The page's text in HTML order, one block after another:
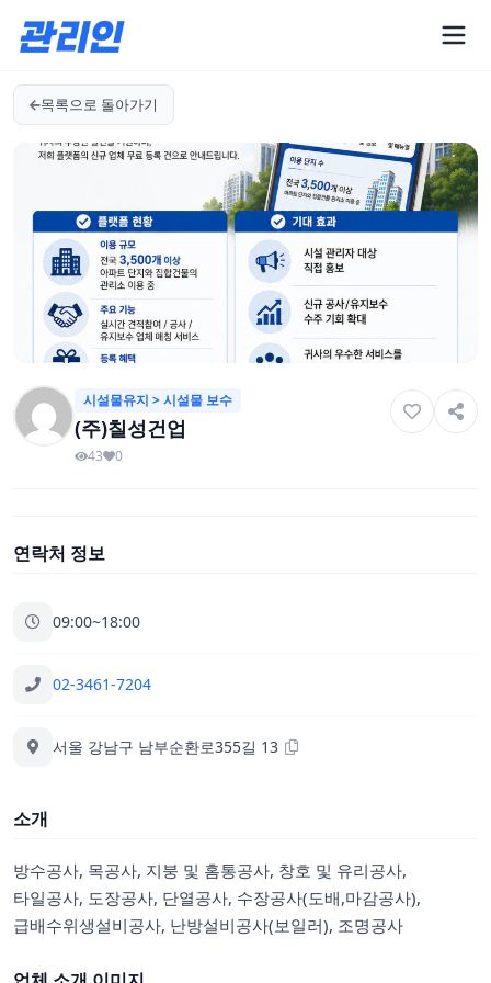
목록으로 돌아가기
시설물유지 > 시설물 보수
(주)칠성건업
43 0
연락처 정보
09:00~18:00
02-3461-7204
서울 강남구 남부순환로355길 13
소개
방수공사, 목공사, 지붕 및 홈통공사, 창호 및 유리공사,
타일공사, 도장공사, 단열공사, 수장공사(도배,마감공사),
급배수위생설비공사, 난방설비공사(보일러), 조명공사